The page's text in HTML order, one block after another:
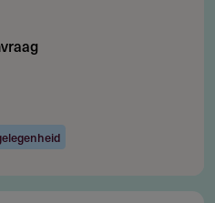
van maximaal €